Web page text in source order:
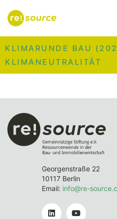
KLIMARUNDE BAU
KLIMANEUTRALITÄT
Georgenstraße 22
10117 Berlin
Email: info@re-